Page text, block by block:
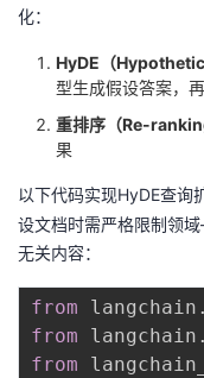
化：
HyDE（
型生成假设答案，
重排序（Re-
果
以下代码实现HyDE查询
设文档时需严格限制领
无关内容：
from langchain .
from langchain .
from